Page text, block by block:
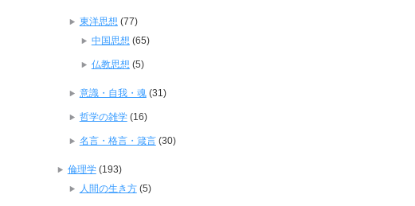
東洋思想 (77)
中国思想 (65)
仏教思想 (5)
意識・自我・魂(31)
哲学の雑学(16)
名言・格言・箴言(30)
倫理学(193)
人間の生き方(5)